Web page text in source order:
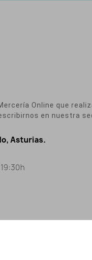
Online que
en nuestra
Asturias.